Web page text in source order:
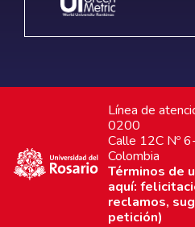
Línea de
0200
Calle 12C Nº
Colombia
Términos de
aquí:
reclamos,
petición)